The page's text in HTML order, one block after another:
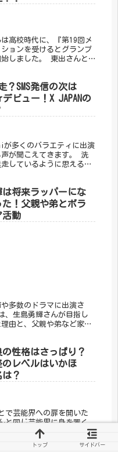
高校時代に、『第19回メ
ョンを受けるとグランプ
しました。 東出さんと
？SMS発信の次は
デビュー！X JAPANの
が多くのバラエティに出演
が聞こえてきます。 洗
しているように思える
は将来ラッパーにな
た！父親や弟とボラ
活動
多数のドラマに出演さ
、生島勇輝さんが目指し
由と、父親や弟など家族
の性格はさっぱり？
のレベルはいかほ
？
で芸能界への扉を開いた
と同じ芸能界に身を置く
なかったでしょうね。
経と、本名などについて
トップ サイドバー